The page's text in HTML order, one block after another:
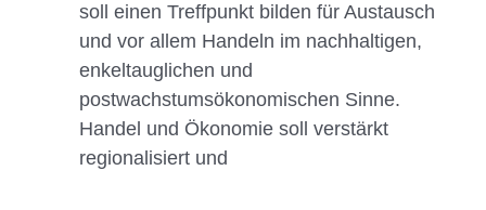
soll einen Treffpunkt bilden für Austausch
und vor allem Handeln im nachhaltigen,
enkeltauglichen und
postwachstumsökonomischen Sinne.
Handel und Ökonomie soll verstärkt
regionalisiert und